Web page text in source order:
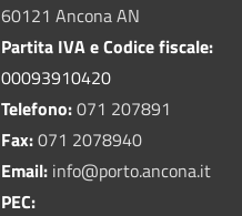
60121 Ancona AN
Partita IVA e Codice fiscale:
00093910420
Telefono:071 207891
Fax:071 2078940
Email: info@porto.ancona.it
PEC: